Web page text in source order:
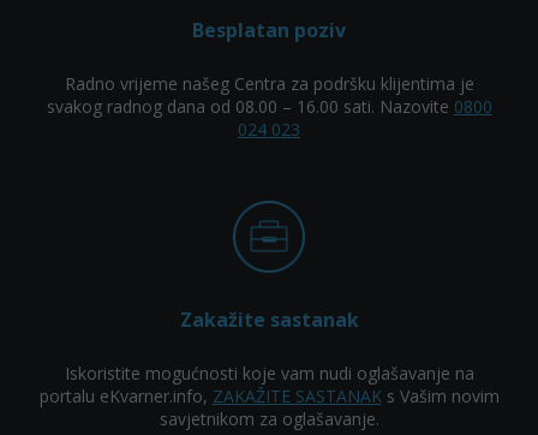
Besplatan poziv
Radno vrijeme našeg Centra za podršku klijentima je
svakog radnog dana od 08.00 – 16.00 sati. Nazovite 0800
024 023
Zakažite sastanak
Iskoristite mogućnosti koje vam nudi oglašavanje na
portalu eKvarner.info, ZAKAŽITE SASTANAKs Vašim novim
savjetnikom za oglašavanje.